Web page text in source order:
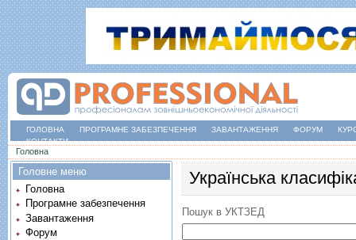
ГОЛОВНА ПРОГРАМНЕ ЗАБЕЗПЕЧЕННЯ ЗАВАНТАЖЕННЯ ФОРУМ
КОНТАКТИ
Ви є тут
Головна
Українська
Пошук в УКТЗЕД
Головне меню
Головна
Програмне забезпечення
Завантаження
Форум